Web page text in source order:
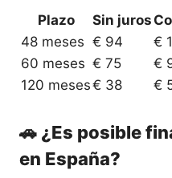
Plazo Sin juros
48 meses € 94
€
60 meses € 75
€
120 meses€ 38 €
🚗 ¿Es posible
en España?